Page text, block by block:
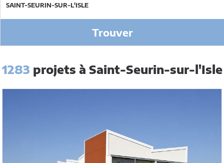
Trouver
1283 projets à Saint-Seurin-sur-l'Isle